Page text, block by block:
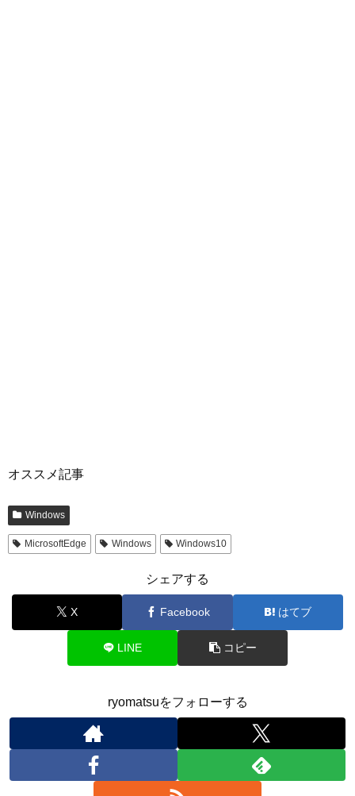
オススメ記事
Windows
MicrosoftEdge Windows Windows10
シェアする
X Facebook はてブ
LINE コピー
ryomatsuをフォローする